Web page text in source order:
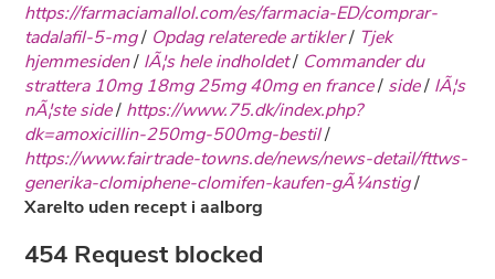
https://farmaciamallol.com/es/farmacia-ED/comprar-
tadalafil-5-mg/ Opdag relaterede artikler/ Tjek
hjemmesiden/ lÃ¦s hele indholdet/ Commander du
strattera 10mg 18mg 25mg 40mg en france/ side/ lÃ¦s
nÃ¦ste side/ https://www.75.dk/index.php?
dk=amoxicillin-250mg-500mg-bestil/
https://www.fairtrade-towns.de/news/news-detail/fttws-
generika-clomiphene-clomifen-kaufen-gÃ¼nstig/
Xarelto uden recept i aalborg
454 Request blocked